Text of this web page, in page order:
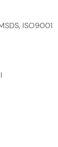
ISO9001